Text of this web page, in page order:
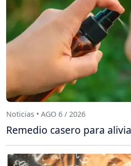
Noticias • AGO 6 / 2026
Remedio casero para